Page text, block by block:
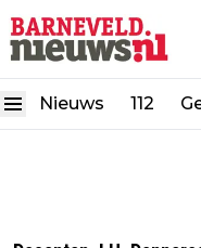
Nieuws 112